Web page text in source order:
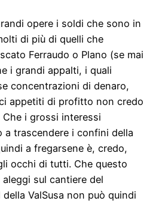
opere i soldi che sono in
di più di quelli che
Ferraudo o Plano (se mai
i grandi appalti, i quali
concentrazioni di denaro,
appetiti di profitto non credo
i grossi interessi
a trascendere i confini della
a fregarsene è, credo,
occhi di tutti. Che questo
sul cantiere del
ValSusa non può quindi